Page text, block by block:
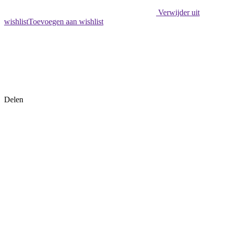
Verwijder uit
wishlistToevoegen aan wishlist
Delen